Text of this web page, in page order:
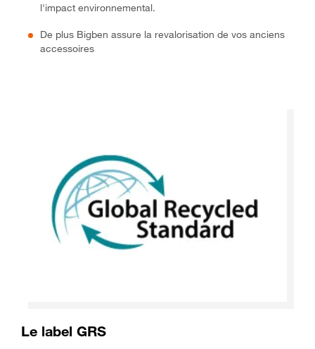
l'impact environnemental.
De plus Bigben assure la revalorisation de vos anciens
accessoires
Le label GRS